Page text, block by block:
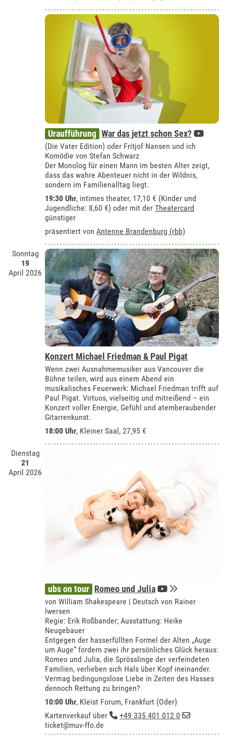
Uraufführung War das jetzt schon Sex?
(Die Vater Edition) oder Fritjof Nansen und ich
Komödie von Stefan Schwarz
Der Monolog für einen Mann im besten Alter zeigt,
dass das wahre Abenteuer nicht in der Wildnis,
sondern im Familienalltag liegt.
19:30 Uhr, intimes theater, 17,10 € (Kinder und
Jugendliche: 8,60 €) oder mit derTheatercard
günstiger
präsentiert vonAntenne Brandenburg (rbb)
Sonntag
19
April 2026
Konzert Michael Friedman & Paul Pigat
Wenn zwei Ausnahmemusiker aus Vancouver die
Bühne teilen, wird aus einem Abend ein
musikalisches Feuerwerk: Michael Friedman trifft auf
Paul Pigat. Virtuos, vielseitig und mitreißend – ein
Konzert voller Energie, Gefühl und atemberaubender
Gitarrenkunst.
18:00 Uhr, Kleiner Saal , 27,95 €
Dienstag
21
April 2026
ubs on tour Romeo und Julia
von William Shakespeare | Deutsch von Rainer
Iwersen
Regie: Erik Roßbander; Ausstattung: Heike
Neugebauer
Entgegen der hasserfüllten Formel der Alten „Auge
um Auge“ fordern zwei ihr persönliches Glück heraus:
Romeo und Julia, die Sprösslinge der verfeindeten
Familien, verlieben sich Hals über Kopf ineinander.
Vermag bedingungslose Liebe in Zeiten des Hasses
dennoch Rettung zu bringen?
10:00 Uhr, Kleist Forum, Frankfurt (Oder)
Kartenverkauf über
+49 335 401 012 0
ticket@muv-ffo.de